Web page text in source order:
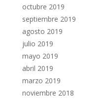
octubre 2019
septiembre 2019
agosto 2019
julio 2019
mayo 2019
abril 2019
marzo 2019
noviembre 2018